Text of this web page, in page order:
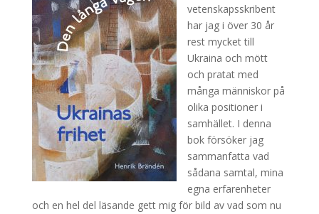
vetenskapsskribent
har jag i över 30 år
rest mycket till
Ukraina och mött
och pratat med
många människor på
olika positioner i
samhället. I denna
bok försöker jag
sammanfatta vad
sådana samtal, mina
egna erfarenheter
och en hel del läsande gett mig för bild av vad som nu